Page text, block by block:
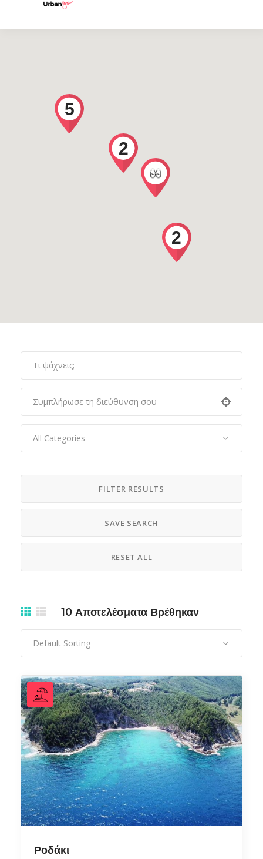
5
2
2
All Categories
FILTER RESULTS
SAVE SEARCH
RESET ALL
10 Αποτελέσματα Βρέθηκαν
Default Sorting
Ροδάκι